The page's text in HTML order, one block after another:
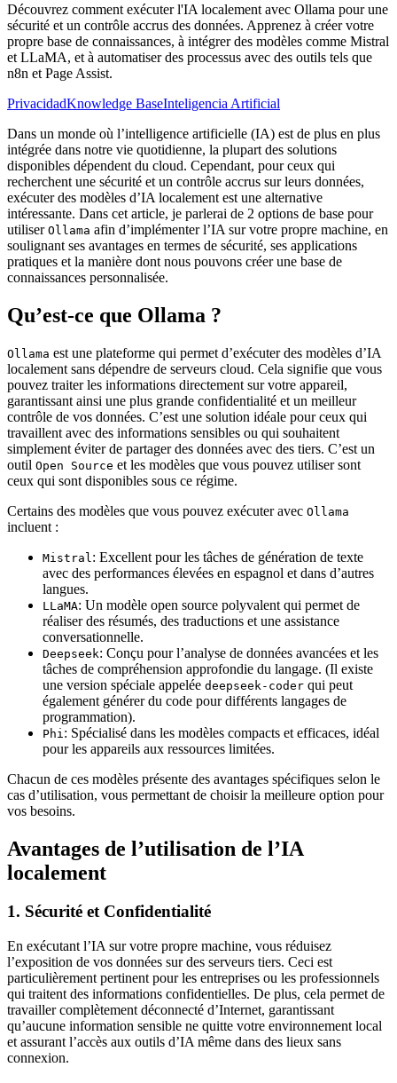
Découvrez comment exécuter l'IA localement avec Ollama pour une
sécurité et un contrôle accrus des données. Apprenez à créer votre
propre base de connaissances, à intégrer des modèles comme Mistral
et LLaMA, et à automatiser des processus avec des outils tels que
n8n et Page Assist.
PrivacidadKnowledge BaseInteligencia Artificial
Dans un monde où l’intelligence artificielle (IA) est de plus en plus
intégrée dans notre vie quotidienne, la plupart des solutions
disponibles dépendent du cloud. Cependant, pour ceux qui
recherchent une sécurité et un contrôle accrus sur leurs données,
exécuter des modèles d’IA localement est une alternative
intéressante. Dans cet article, je parlerai de 2 options de base pour
utiliser Ollama afin d’implémenter l’IA sur votre propre machine, en
soulignant ses avantages en termes de sécurité, ses applications
pratiques et la manière dont nous pouvons créer une base de
connaissances personnalisée.
Qu’est-ce que Ollama ?
Ollama est une plateforme qui permet d’exécuter des modèles d’IA
localement sans dépendre de serveurs cloud. Cela signifie que vous
pouvez traiter les informations directement sur votre appareil,
garantissant ainsi une plus grande confidentialité et un meilleur
contrôle de vos données. C’est une solution idéale pour ceux qui
travaillent avec des informations sensibles ou qui souhaitent
simplement éviter de partager des données avec des tiers. C’est un
outil Open Source et les modèles que vous pouvez utiliser sont
ceux qui sont disponibles sous ce régime.
Certains des modèles que vous pouvez exécuter avec Ollama
incluent :
Mistral : Excellent pour les tâches de génération de texte
avec des performances élevées en espagnol et dans d’autres
langues.
LLaMA: Un modèle open source polyvalent qui permet de
réaliser des résumés, des traductions et une assistance
conversationnelle.
Deepseek: Conçu pour l’analyse de données avancées et les
tâches de compréhension approfondie du langage. (Il existe
une version spéciale appelée deepseek-coder qui peut
également générer du code pour différents langages de
programmation).
Phi : Spécialisé dans les modèles compacts et efficaces, idéal
pour les appareils aux ressources limitées.
Chacun de ces modèles présente des avantages spécifiques selon le
cas d’utilisation, vous permettant de choisir la meilleure option pour
vos besoins.
Avantages de l’utilisation de l’IA
localement
1. Sécurité et Confidentialité
En exécutant l’IA sur votre propre machine, vous réduisez
l’exposition de vos données sur des serveurs tiers. Ceci est
particulièrement pertinent pour les entreprises ou les professionnels
qui traitent des informations confidentielles. De plus, cela permet de
travailler complètement déconnecté d’Internet, garantissant
qu’aucune information sensible ne quitte votre environnement local
et assurant l’accès aux outils d’IA même dans des lieux sans
connexion.